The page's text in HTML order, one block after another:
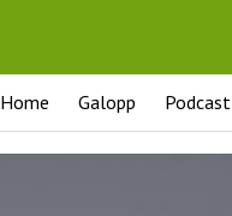
Home Galopp Podcast